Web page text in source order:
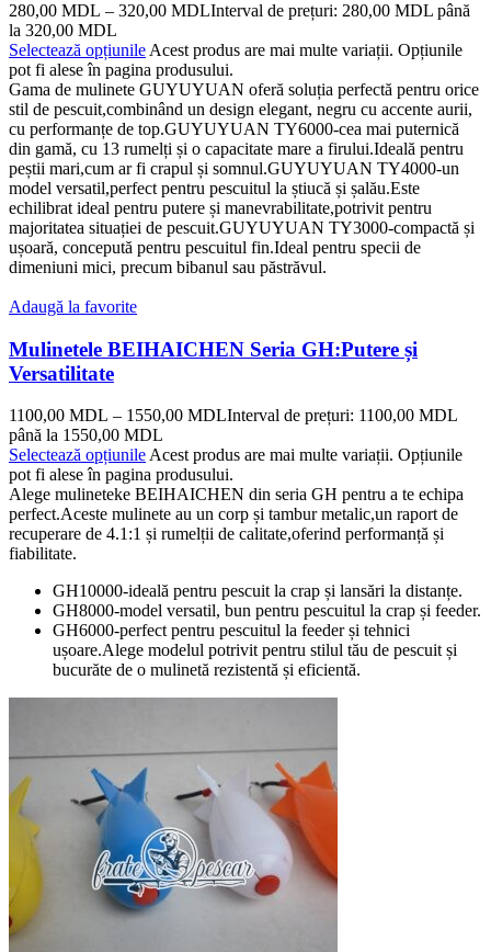
280,00 MDL – 320,00 MDLInterval de prețuri: 280,00 MDL până
la 320,00 MDL
Selectează opțiunile Acest produs are mai multe variații. Opțiunile
pot fi alese în pagina produsului.
Gama de mulinete GUYUYUAN oferă soluția perfectă pentru orice
stil de pescuit,combinând un design elegant, negru cu accente aurii,
cu performanțe de top.GUYUYUAN TY6000-cea mai puternică
din gamă, cu 13 rumelți și o capacitate mare a firului.Ideală pentru
peștii mari,cum ar fi crapul și somnul.GUYUYUAN TY4000-un
model versatil,perfect pentru pescuitul la știucă și șalău.Este
echilibrat ideal pentru putere și manevrabilitate,potrivit pentru
majoritatea situației de pescuit.GUYUYUAN TY3000-compactă și
ușoară, concepută pentru pescuitul fin.Ideal pentru specii de
dimeniuni mici, precum bibanul sau păstrăvul.
Adaugă la favorite
Mulinetele BEIHAICHEN Seria GH:Putere și
Versatilitate
1100,00 MDL – 1550,00 MDLInterval de prețuri: 1100,00 MDL
până la 1550,00 MDL
Selectează opțiunileAcest produs are mai multe variații. Opțiunile
pot fi alese în pagina produsului.
Alege mulineteke BEIHAICHEN din seria GH pentru a te echipa
perfect.Aceste mulinete au un corp și tambur metalic,un raport de
recuperare de 4.1:1 și rumelții de calitate,oferind performanță și
fiabilitate.
GH10000-ideală pentru pescuit la crap și lansări la distanțe.
GH8000-model versatil, bun pentru pescuitul la crap și feeder.
GH6000-perfect pentru pescuitul la feeder și tehnici
ușoare.Alege modelul potrivit pentru stilul tău de pescuit și
bucurăte de o mulinetă rezistentă și eficientă.